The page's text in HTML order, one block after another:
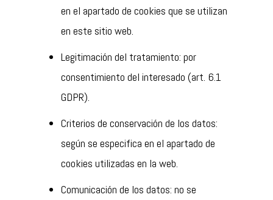
en el apartado de cookies que se utilizan
en este sitio web.
Legitimación del tratamiento: por
consentimiento del interesado (art. 6.1
GDPR).
Criterios de conservación de los datos:
según se especifica en el apartado de
cookies utilizadas en la web.
Comunicación de los datos: no se